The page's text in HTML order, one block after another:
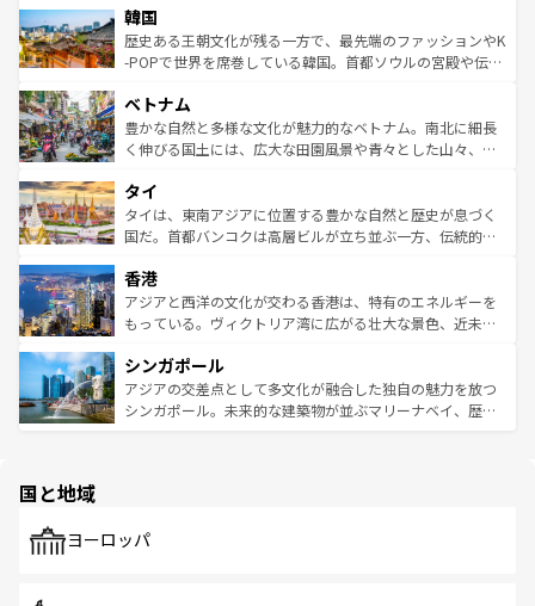
はコンテンツ一覧
いる。アクティビティも充実しており、サーフィンやダイ
ビング、ハイキングなど、アウトドア好きにはたまらな
い。オーストラリアの多彩な魅力を存分に味わいつくそ
参照してほしい。
ン）、静ひつな山岳地帯である台湾東部など、都市の喧騒
と山間の静けさが共存しており、訪れる人に新しい発見と
驚きをもたらしてくれる。また、奥深い台湾の食文化も魅
容にもいいと評判のスイーツなど、バラエティ豊かな料理
が味わえる。 なお、新着の台湾情報は コンテンツ一覧を参
照してほしい。
韓国
歴史ある王朝文化が残る一方で、最先端のファッションやK
-POPで世界を席巻している韓国。首都ソウルの宮殿や伝統
き、地方に足を延ばせば四季折々の自然美を楽しむことが
できる。そして、キムチや焼肉、絶品のストリートフード
まで、さまざまな韓国料理が待っている。夜には、韓国な
リティに包まれながら、韓国の多彩な魅力を心ゆくまで味
わってみてほしい。 なお、新着の韓国情報はコンテンツ一
覧を参照してほしい。
ベトナム
豊かな自然と多様な文化が魅力的なベトナム。南北に細長
く伸びる国土には、広大な田園風景や青々とした山々、世
急速な発展と共に伝統が息づく。ハノイの古い町並みやホ
ーチミン市のフランス統治時代の建物も、独特の雰囲気を
醸し出している。また、バラエティの豊かさとおいしさで
とつ。フォーやバインミー、ベトナムコーヒーなどは、ぜ
ひ現地で味わいたい。どの地域を訪れてもあたたかい人々
が旅行者を迎えてくれるので、きっと忘れられない旅にな
参照してほしい。
タイ
タイは、東南アジアに位置する豊かな自然と歴史が息づく
国だ。首都バンコクは高層ビルが立ち並ぶ一方、伝統的な
の活気が交差している。北部ではチェンマイなどの山岳地
帯で自然と触れ合い、南部ではプーケットやクラビの美し
いビーチでリゾート気分を楽しむことができる。タイ料理
激する。気候は一年中温暖で、どの季節にも異なる楽しみ
が待っている。親しみやすいタイの人々、仏教を中心とし
た文化、そして多様な観光資源が、訪れる旅人を魅了し続
香港
アジアと西洋の文化が交わる香港は、特有のエネルギーを
もっている。ヴィクトリア湾に広がる壮大な景色、近未来
み、どこを訪れても感動するはず。観光スポットが密集し
ており、効率よく見どころを回れるのも魅力。息をのむよ
うな絶景から文化的な体験まで、香港を存分に楽しみ尽く
シンガポール
アジアの交差点として多文化が融合した独自の魅力を放つ
シンガポール。未来的な建築物が並ぶマリーナベイ、歴史
で、ホーカーズは地元の風情を楽しめる外せないスポット
国と地域
ヨーロッパ